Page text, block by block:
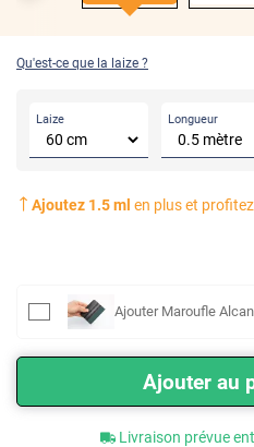
Qu'est-ce que la laize ?
Laize Longueur
Ajoutez 1.5ml en plus et
Ajouter Maroufle
Ajouter au
Livraison prévue